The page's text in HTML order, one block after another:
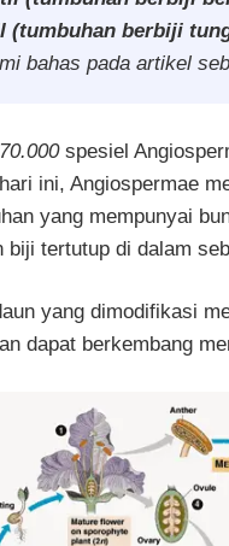
(tumbuhan berbiji
bahas pada artikel
spesiel
ini, Angiospermae
yang mempunyai
biji tertutup di dalam
yang dimodifikasi
dapat berkembang